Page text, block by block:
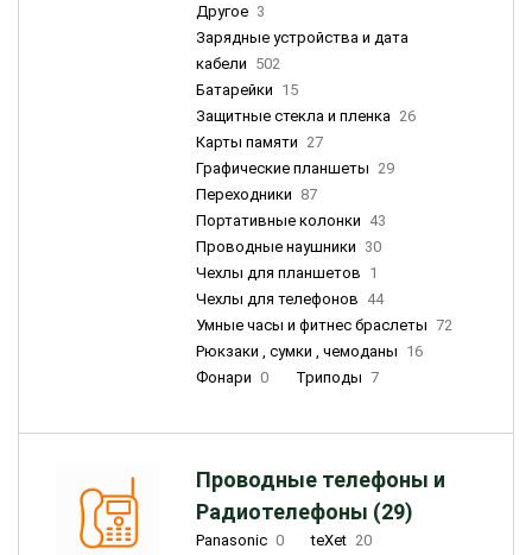
Другое 3
Зарядные устройства и дата
кабели 502
Батарейки 15
Защитные стекла и пленка 26
Карты памяти 27
Графические планшеты 29
Переходники 87
Портативные колонки 43
Проводные наушники 30
Чехлы для планшетов 1
Чехлы для телефонов 44
Умные часы и фитнес браслеты 72
Рюкзаки , сумки , чемоданы 16
Фонари 0 Триподы 7
Проводные телефоны и
Радиотелефоны (29)
Panasonic 0 teXet 20